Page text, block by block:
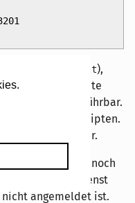
su - vault),
lege die Skripte
mache sie ausführbar.
in Skripten.
und nicht Docker.
braucht man noch
dass der Dienst
nicht angemeldet ist.